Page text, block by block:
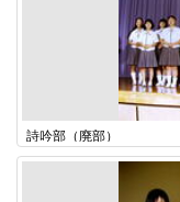
詩吟部（廃部）